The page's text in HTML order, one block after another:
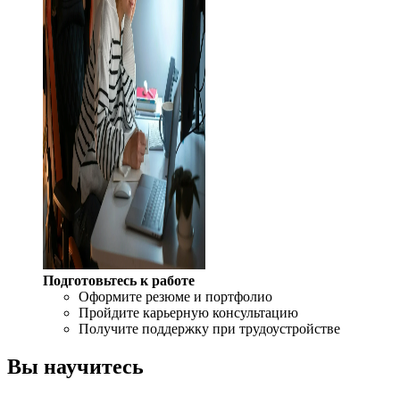
Подготовьтесь к работе
Оформите резюме и портфолио
Пройдите карьерную консультацию
Получите поддержку при трудоустройстве
Вы научитесь